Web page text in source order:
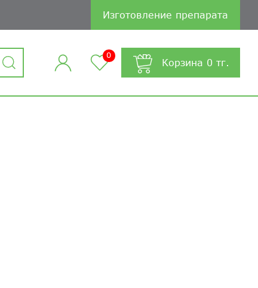
Изготовление препарата
0
Корзина 0 тг.